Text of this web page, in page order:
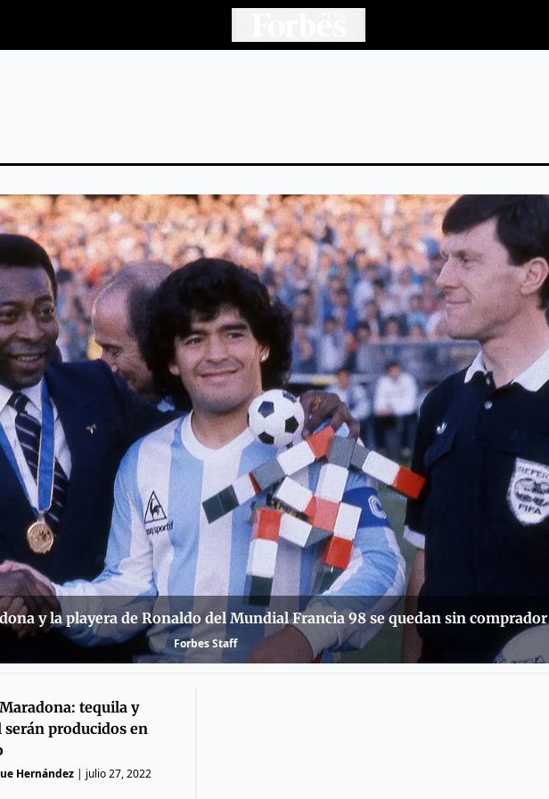
y la playera de Ronaldo del Mundial Francia 98 se quedan sin comprador
Forbes Staff
tequila y
serán producidos en
Hernández| julio 27, 2022